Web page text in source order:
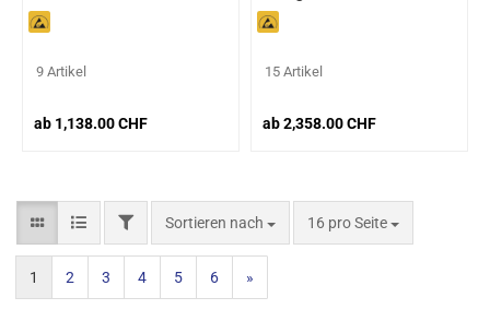
9 Artikel
ab 1,138.00 CHF
15 Artikel
ab 2,358.00 CHF
Sortieren nach 16 pro Seite
1 2 3 4 5 6 »